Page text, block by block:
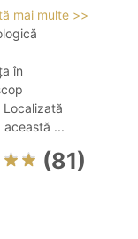
mai multe >>
în
această ...
(81)